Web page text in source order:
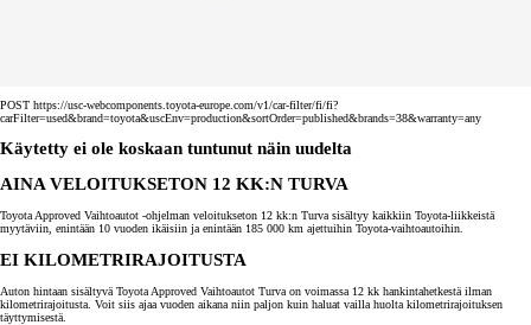
POST https://usc-webcomponents.toyota-europe.com/v1/car-filter/fi/fi?
carFilter=used&brand=toyota&uscEnv=production&sortOrder=published&brands=38&warranty=any
Käytetty ei ole koskaan tuntunut näin uudelta
AINA VELOITUKSETON 12 KK:N TURVA
Toyota Approved Vaihtoautot -ohjelman veloitukseton 12 kk:n Turva sisältyy kaikkiin Toyota-liikkeistä
myytäviin, enintään 10 vuoden ikäisiin ja enintään 185 000 km ajettuihin Toyota-vaihtoautoihin.
EI KILOMETRIRAJOITUSTA
Auton hintaan sisältyvä Toyota Approved Vaihtoautot Turva on voimassa 12 kk hankintahetkestä ilman
kilometrirajoitusta. Voit siis ajaa vuoden aikana niin paljon kuin haluat vailla huolta kilometrirajoituksen
täyttymisestä.